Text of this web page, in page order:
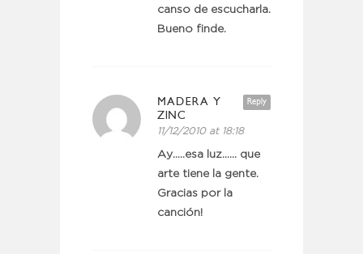
canso de escucharla.
Bueno finde.
Reply
MADERA Y
ZINC
11/12/2010 at 18:18
Ay…..esa luz…… que
arte tiene la gente.
Gracias por la
canción!